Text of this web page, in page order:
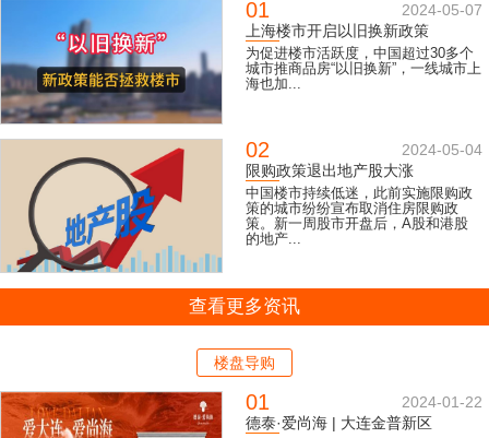
01
2024-05-07
上海楼市开启以旧换新政策
为促进楼市活跃度，中国超过30多个
城市推商品房“以旧换新”，一线城市上
海也加...
02
2024-05-04
限购政策退出地产股大涨
中国楼市持续低迷，此前实施限购政
策的城市纷纷宣布取消住房限购政
策。新一周股市开盘后，A股和港股
的地产...
查看更多资讯
楼盘导购
01
2024-01-22
德泰·爱尚海 | 大连金普新区